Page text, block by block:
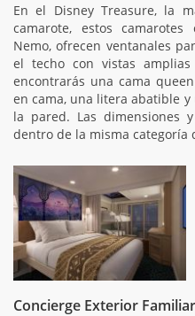
En el Disney Treasure, la
camarote, estos
Nemo, ofrecen ventanales
el techo con vistas
encontrarás una cama
en cama, una litera abatible
la pared. Las dimensiones
dentro de la misma categoría
Concierge Exterior